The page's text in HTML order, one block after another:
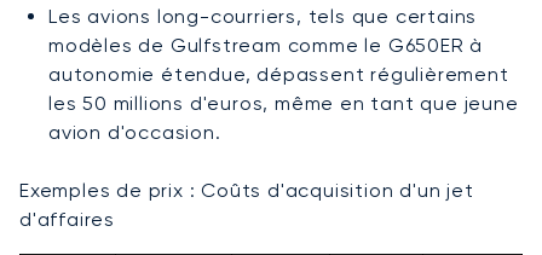
Les avions long-courriers, tels que certains
modèles de Gulfstream comme le G650ER à
autonomie étendue, dépassent régulièrement
les 50 millions d'euros, même en tant que jeune
avion d'occasion.
Exemples de prix : Coûts d'acquisition d'un jet
d'affaires